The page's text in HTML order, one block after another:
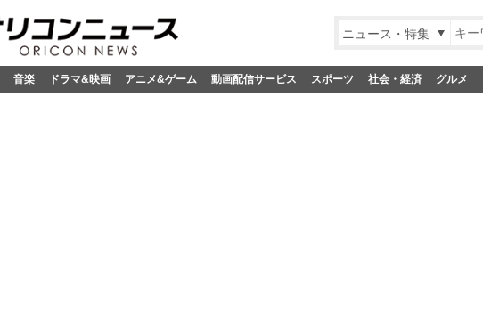
ニュース・特集
音楽 ドラマ&映画 アニメ&ゲーム 動画配信サービス スポーツ 社会・経済 グルメ